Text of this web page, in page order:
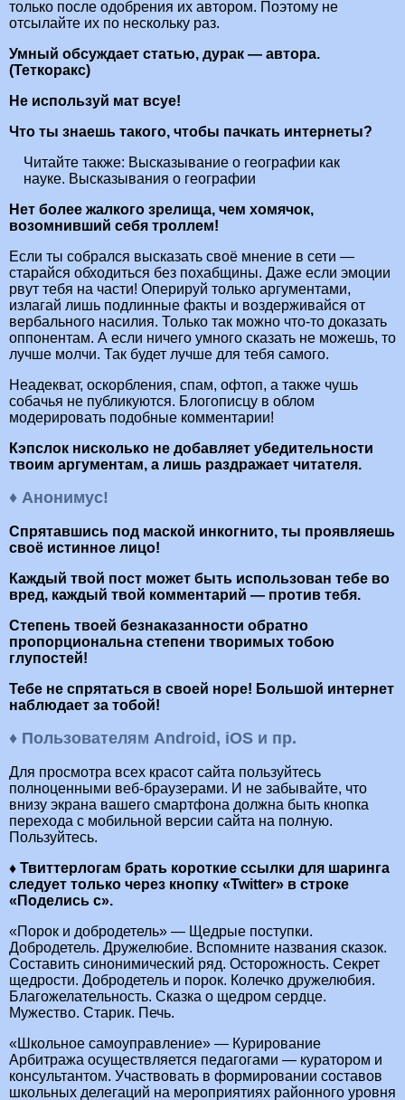
только после одобрения их автором. Поэтому не
отсылайте их по нескольку раз.
Умный обсуждает статью, дурак — автора.
(Теткоракс)
Не используй мат всуе!
Что ты знаешь такого, чтобы пачкать интернеты?
Читайте также: Высказывание о географии как
науке. Высказывания о географии
Нет более жалкого зрелища, чем хомячок,
возомнивший себя троллем!
Если ты собрался высказать своё мнение в сети —
старайся обходиться без похабщины. Даже если эмоции
рвут тебя на части! Оперируй только аргументами,
излагай лишь подлинные факты и воздерживайся от
вербального насилия. Только так можно что-то доказать
оппонентам. А если ничего умного сказать не можешь, то
лучше молчи. Так будет лучше для тебя самого.
Неадекват, оскорбления, спам, офтоп, а также чушь
собачья не публикуются. Блогописцу в облом
модерировать подобные комментарии!
Кэпслок нисколько не добавляет убедительности
твоим аргументам, а лишь раздражает читателя.
♦ Анонимус!
Спрятавшись под маской инкогнито, ты проявляешь
своё истинное лицо!
Каждый твой пост может быть использован тебе во
вред, каждый твой комментарий — против тебя.
Степень твоей безнаказанности обратно
пропорциональна степени творимых тобою
глупостей!
Тебе не спрятаться в своей норе! Большой интернет
наблюдает за тобой!
♦ Пользователям Android, iOS и пр.
Для просмотра всех красот сайта пользуйтесь
полноценными веб-браузерами. И не забывайте, что
внизу экрана вашего смартфона должна быть кнопка
перехода с мобильной версии сайта на полную.
Пользуйтесь.
♦ Твиттерлогам брать короткие ссылки для шаринга
следует только через кнопку «Twitter» в строке
«Поделись с».
«Порок и добродетель» — Щедрые поступки.
Добродетель. Дружелюбие. Вспомните названия сказок.
Составить синонимический ряд. Осторожность. Секрет
щедрости. Добродетель и порок. Колечко дружелюбия.
Благожелательность. Сказка о щедром сердце.
Мужество. Старик. Печь.
«Школьное самоуправление» — Курирование
Арбитража осуществляется педагогами — куратором и
консультантом. Участвовать в формировании составов
школьных делегаций на мероприятиях районного уровня